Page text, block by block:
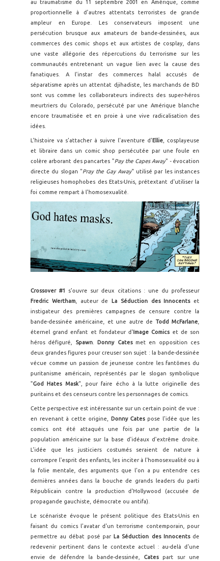
au traumatisme du 11 septembre 2001 en Amérique, comme
proportionnelle à d'autres attentats terroristes de grande
ampleur en Europe. Les conservateurs imposent une
persécution brusque aux amateurs de bande-dessinées, aux
commerces des comic shops et aux artistes de cosplay, dans
une vaste allégorie des répercutions du terrorisme sur les
communautés entretenant un vague lien avec la cause des
fanatiques. A l'instar des commerces halal accusés de
séparatisme après un attentat djihadiste, les marchands de BD
sont vus comme les collaborateurs indirects des super-héros
meurtriers du Colorado, persécuté par une Amérique blanche
encore traumatisée et en proie à une vive radicalisation des
idées.
L'histoire va s'attacher à suivre l'aventure d'Ellie , cosplayeuse
et libraire dans un comic shop persécutée par une foule en
colère arborant des pancartes "Pay the Capes Away" - évocation
directe du slogan "Pray the Gay Away" utilisé par les instances
religieuses homophobes des Etats-Unis, prétextant d'utiliser la
foi comme rempart à l'homosexualité.
Crossover #1
s'ouvre sur deux citations : une du professeur
Fredric Wertham, auteur de La Séduction des Innocentset
instigateur des premières campagnes de censure contre la
bande-dessinée américaine, et une autre de Todd McFarlane
éternel grand enfant et fondateur d' Image Comicset de son
héros défiguré,
Spawn. Donny Catesmet en opposition ces
deux grandes figures pour creuser son sujet : la bande-dessinée
vécue comme un passion de jeunesse contre les fantômes du
puritanisme américain, représentés par le slogan symbolique
"God Hates Mask", pour faire écho à la lutte originelle des
puritains et des censeurs contre les personnages de comics.
Cette perspective est intéressante sur un certain point de vue :
en revenant à cette origine,
Donny Catespose l'idée que les
comics ont été attaqués une fois par une partie de la
population américaine sur la base d'idéaux d'extrême droite.
L'idée que les justiciers costumés seraient de nature à
corrompre l'esprit des enfants, les inciter à l'homosexualité ou à
la folie mentale, des arguments que l'on a pu entendre ces
dernières années dans la bouche de grands leaders du parti
Républicain contre la production d'Hollywood (accusée de
propagande gauchiste, démocrate ou antifa).
Le scénariste évoque le présent politique des Etats-Unis en
faisant du comics l'avatar d'un terrorisme contemporain, pour
permettre au débat posé par La Séduction des Innocentsde
redevenir pertinent dans le contexte actuel : au-delà d'une
envie de défendre la bande-dessinée, Catespart sur une